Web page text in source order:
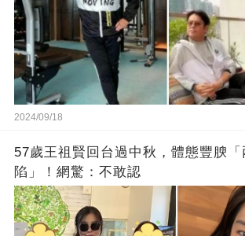
2024/09/18
57歲王祖賢回台過中秋，體態豐腴「
陷」！網驚：不敢認